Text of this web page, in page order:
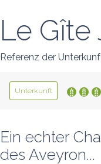
Le Gîte
Referenz der
Unterkunft
Ein echter
des Aveyron...